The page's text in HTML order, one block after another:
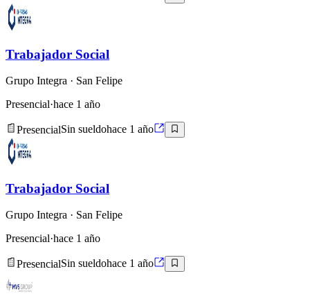
Trabajador Social
Grupo Integra · San Felipe
Presencial·hace 1 año
PresencialSin sueldohace 1 año
Trabajador Social
Grupo Integra · San Felipe
Presencial·hace 1 año
PresencialSin sueldohace 1 año